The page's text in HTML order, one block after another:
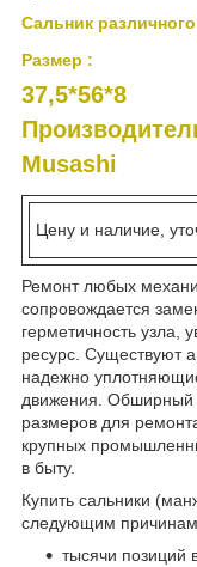
Сальник
Размер :
37,5*56*8
Musashi
Цену и наличие,
Ремонт любых
сопровождается
герметичность узла,
ресурс. Существуют
надежно
движения. Обширный
размеров для
крупных
в быту.
Купить сальники
следующим
тысячи позиций